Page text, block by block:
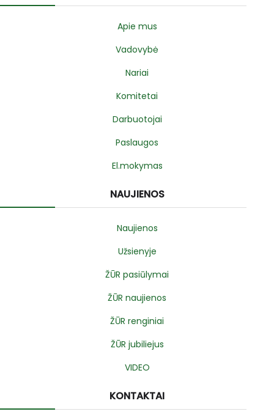
Apie mus
Vadovybė
Nariai
Komitetai
Darbuotojai
Paslaugos
El.mokymas
NAUJIENOS
Naujienos
Užsienyje
ŽŪR pasiūlymai
ŽŪR naujienos
ŽŪR renginiai
ŽŪR jubiliejus
VIDEO
KONTAKTAI